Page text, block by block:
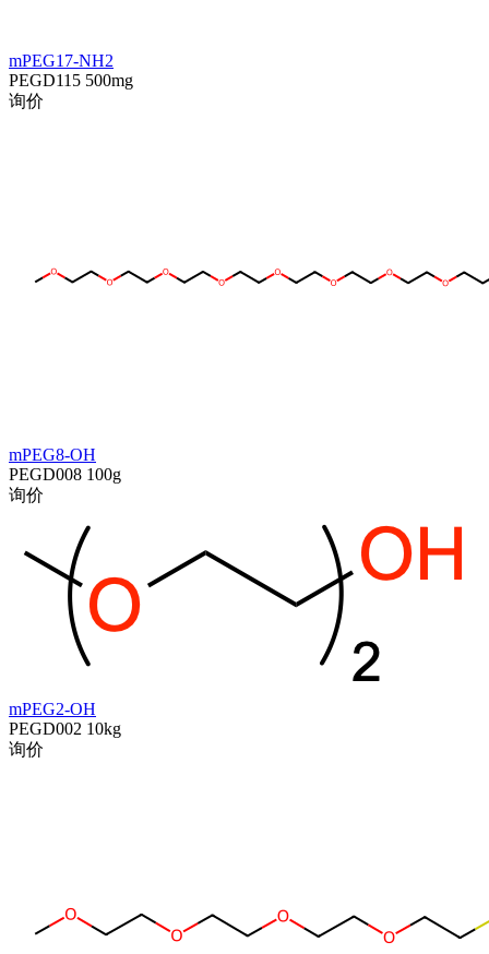
mPEG17-NH2
PEGD115 500mg
询价
mPEG8-OH
PEGD008 100g
询价
mPEG2-OH
PEGD002 10kg
询价